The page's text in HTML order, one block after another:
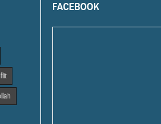
FACEBOOK